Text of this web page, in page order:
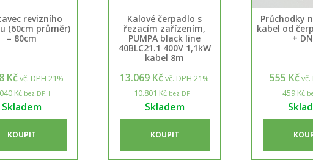
revizního
(60cm průměr)
– 80cm
Kčvč. DPH 21%
Kčbez DPH
Skladem
KOUPIT
Kalové čerpadlo s
řezacím zařízením,
PUMPA black line
40BLC21.1 400V 1,1kW
kabel 8m
13.069 Kčvč. DPH 21%
10.801 Kč bez DPH
Skladem
KOUPIT
Průchodky
kabel od
+
555 Kčvč.
459 Kč